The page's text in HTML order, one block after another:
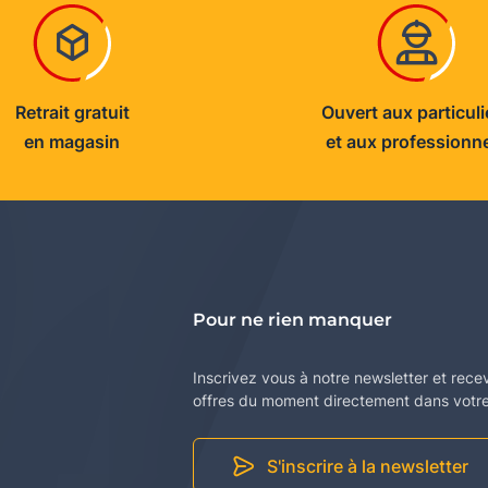
Retrait gratuit
en magasin
Ouvert aux
et aux
Pour ne rien manquer
Inscrivez vous à notre newsletter et
offres du moment directement dans
S'inscrire à la newsletter